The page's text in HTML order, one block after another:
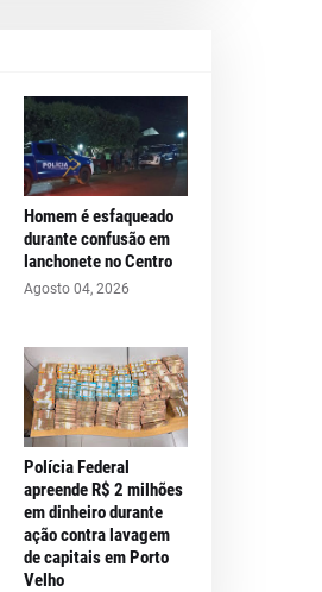
Homem é esfaqueado
durante confusão em
lanchonete no Centro
Agosto 04, 2026
Polícia Federal
apreende R$ 2 milhões
em dinheiro durante
ação contra lavagem
de capitais em Porto
Velho